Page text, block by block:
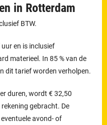
in Rotterdam
BTW.
en is inclusief
materieel. In 85 % van de
dit tarief worden verholpen.
duren, wordt € 32,50
gebracht. De
avond- of